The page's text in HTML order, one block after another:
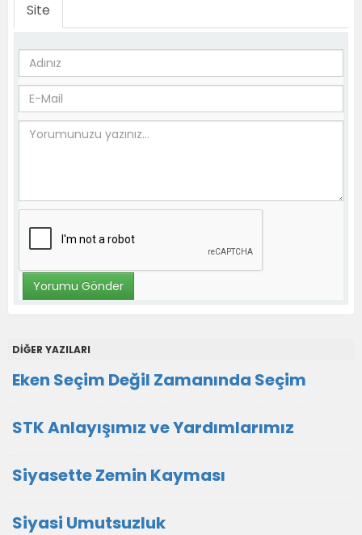
Site
DİĞER YAZILARI
Eken Seçim Değil Zamanında Seçim
STK Anlayışımız ve Yardımlarımız
Siyasette Zemin Kayması
Siyasi Umutsuzluk